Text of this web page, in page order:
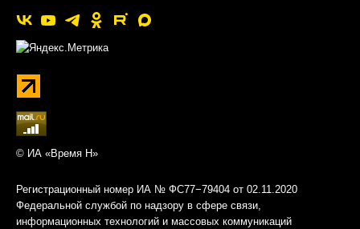
© ИА «Время Н»
Регистрационный номер ИА № ФС77−79404 от 02.11.2020
Федеральной службой по надзору в сфере связи,
информационных технологий и массовых коммуникаций